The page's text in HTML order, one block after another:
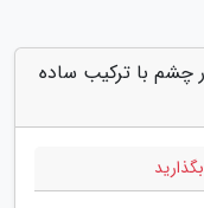
چشم با ترکیب ساده